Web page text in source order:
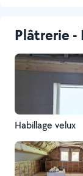
Plâtrerie -
Habillage velux